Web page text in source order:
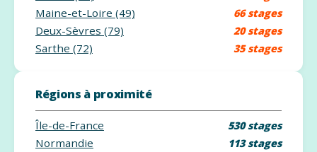
Maine-et-Loire (49) 66 stages
Deux-Sèvres (79) 20 stages
Sarthe (72) 35 stages
Régions à proximité
Île-de-France 530 stages
Normandie 113 stages